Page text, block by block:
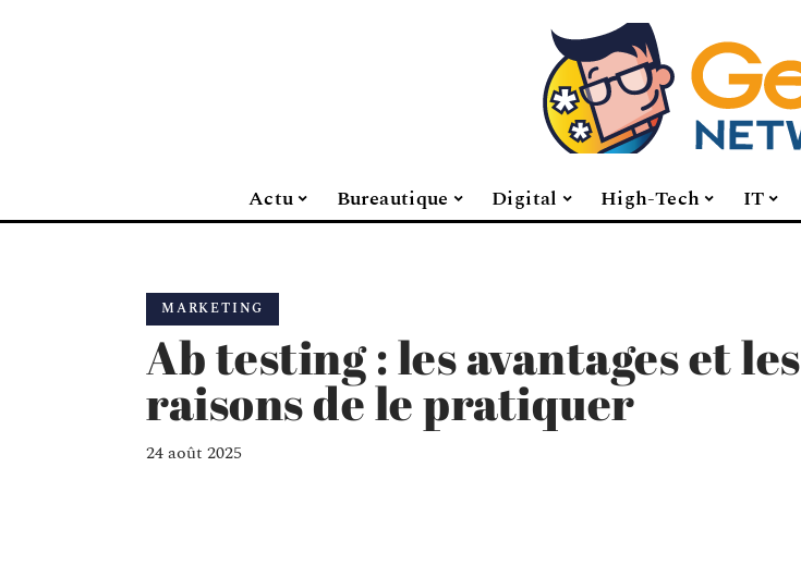
Actu Bureautique Digital High-Tech IT
MARKETING
Ab testing : les avantages et les
raisons de le pratiquer
24 août 2025